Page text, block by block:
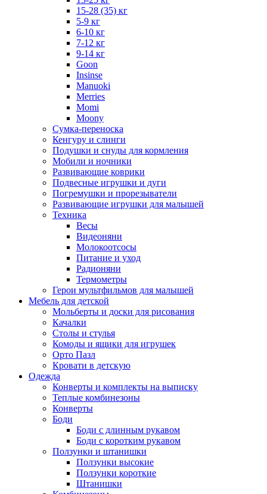
15-28 (35) кг
5-9 кг
6-10 кг
7-12 кг
9-14 кг
Goon
Insinse
Manuoki
Merries
Momi
Moony
Сумка-переноска
Кенгуру и слинги
Подушки и снуды для кормления
Мобили и ночники
Развивающие коврики
Подвесные игрушки и дуги
Погремушки и прорезыватели
Развивающие игрушки для малышей
Техника
Весы
Видеоняни
Молокоотсосы
Питание и уход
Радионяни
Термометры
Герои мультфильмов для малышей
Мебель для детской
Мольберты и доски для рисования
Качалки
Столы и стулья
Комоды и ящики для игрушек
Орто Пазл
Кровати в детскую
Одежда
Конверты и комплекты на выписку
Теплые комбинезоны
Конверты
Боди
Боди с длинным рукавом
Боди с коротким рукавом
Ползунки и штанишки
Ползунки высокие
Ползунки короткие
Штанишки